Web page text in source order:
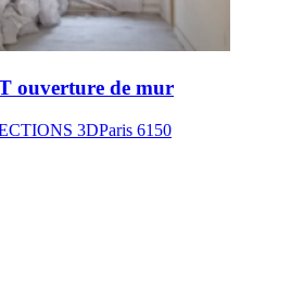
ouverture de mur
3DParis 6150